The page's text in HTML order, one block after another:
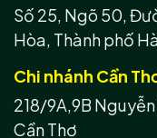
Số 25, Ngõ 50,
Hòa, Thành phố
Chi nhánh Cần
218/9A,9B
Cần Thơ